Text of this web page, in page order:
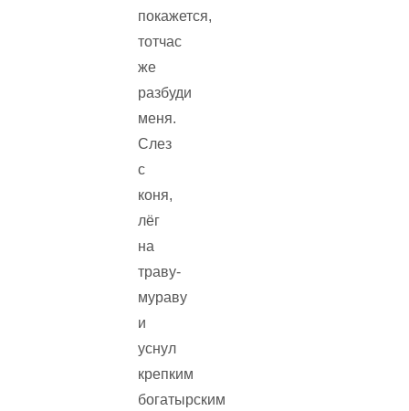
покажется,
тотчас
же
разбуди
меня.
Слез
с
коня,
лёг
на
траву-
мураву
и
уснул
крепким
богатырским